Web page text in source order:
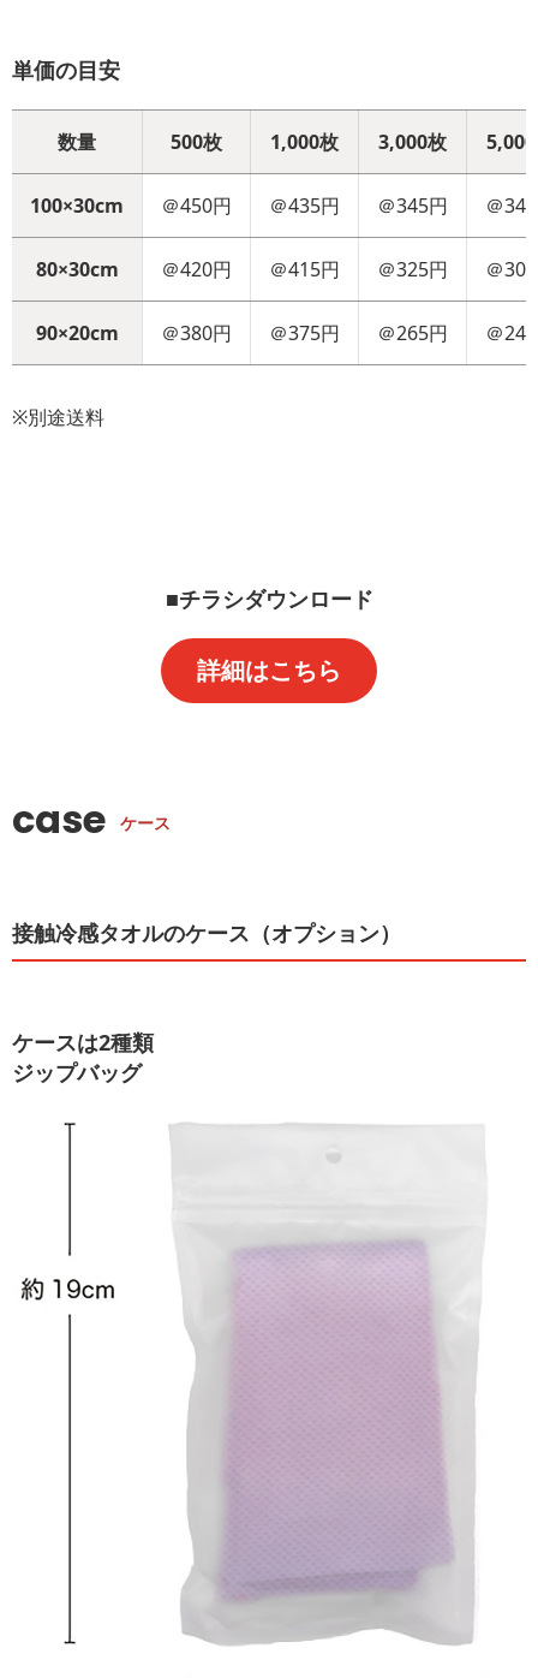
単価の目安
数量 500枚 1,000枚 3,000枚
100×30cm ＠450円 ＠435円 ＠345円 ＠
80×30cm ＠420円 ＠415円 ＠325円 ＠
90×20cm ＠380円 ＠375円 ＠265円 ＠
※別途送料
■チラシダウンロード
詳細はこちら
case ケース
接触冷感タオルのケース（オプション）
ケースは2種類
ジップバッグ